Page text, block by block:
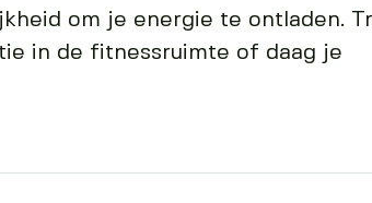
om je energie te ontladen.
in de fitnessruimte of daag je